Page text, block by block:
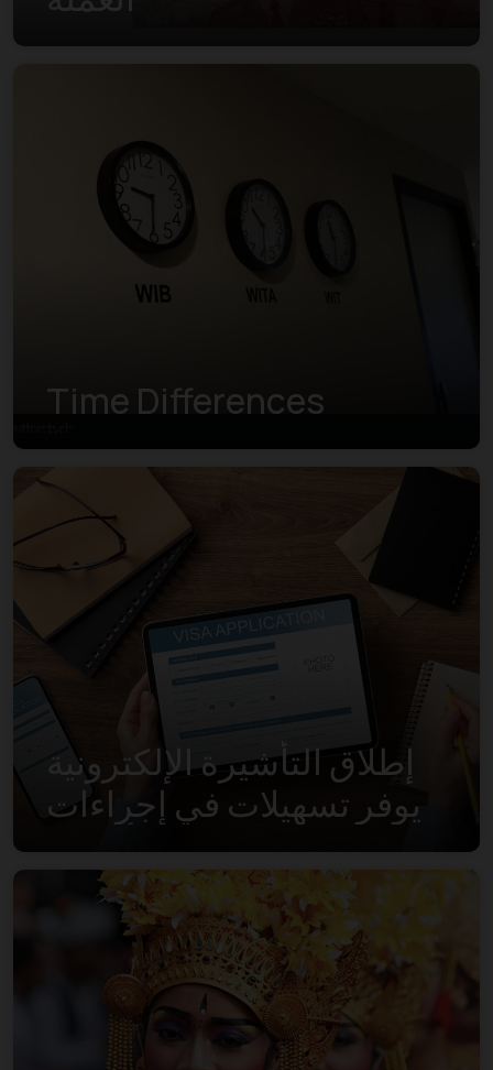
Time Differences
إطلاق التأشيرة الإلكترونية
يوفر تسهيلات في إجراءات
التأشيرة